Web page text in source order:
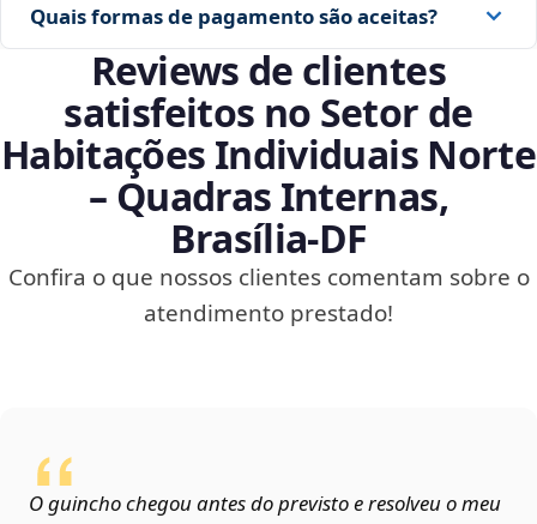
Quais formas de pagamento são aceitas?
Reviews de clientes
satisfeitos no Setor de
Habitações Individuais Norte
– Quadras Internas,
Brasília‑DF
Confira o que nossos clientes comentam sobre o
atendimento prestado!
O guincho chegou antes do previsto e resolveu o meu